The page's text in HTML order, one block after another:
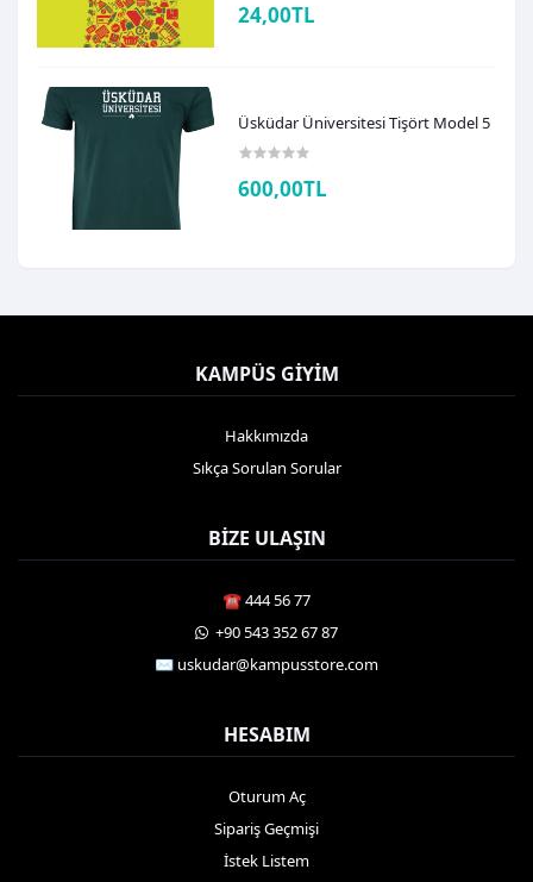
24,00TL
Üsküdar Üniversitesi Tişört Model 5
600,00TL
KAMPÜS GIYIM
Hakkımızda
Sıkça Sorulan Sorular
BIZE ULAŞIN
☎️ 444 56 77
️ +90 543 352 67 87
✉️ uskudar@kampusstore.com
HESABIM
Oturum Aç
Sipariş Geçmişi
İstek Listem